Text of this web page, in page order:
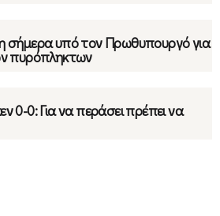
σήμερα υπό τον Πρωθυπουργό για
πυρόπληκτων
0-0: Για να περάσει πρέπει να